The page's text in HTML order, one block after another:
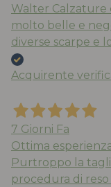
Walter Calzature
molto belle e
diverse scarpe e
Acquirente
7 Giorni Fa
Ottima
Purtroppo la
procedura di